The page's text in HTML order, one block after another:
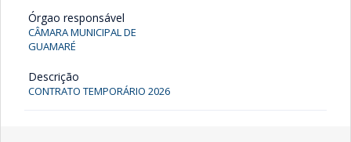
Órgao responsável
CÂMARA MUNICIPAL DE
GUAMARÉ
Descrição
CONTRATO TEMPORÁRIO 2026